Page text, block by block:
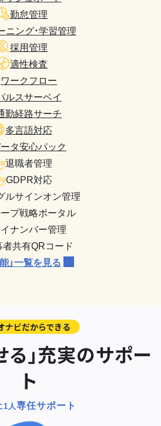
勤怠管理
ニング・学習管理
採用管理
適性検査
ワークフロー
ルスサーベイ
勤経路サーチ
多言語対応
タ安心パック
退職者管理
GDPR対応
ルサインオン管理
プ戦略ポータル
ナンバー管理
者共有QRコード
能」一覧を見る
ナビだからできる
る」充実のサポー
ト
1人専任サポート